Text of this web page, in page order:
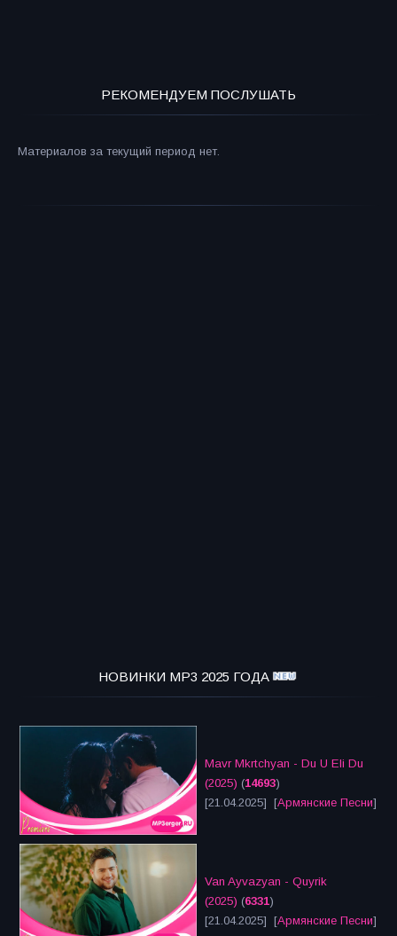
РЕКОМЕНДУЕМ ПОСЛУШАТЬ
Материалов за текущий период нет.
НОВИНКИ MP3 2025 ГОДА
Mavr Mkrtchyan - Du U Eli Du
(2025) (14693)
[21.04.2025] [Армянские Песни]
Van Ayvazyan - Quyrik
(2025) (6331)
[21.04.2025] [Армянские Песни]